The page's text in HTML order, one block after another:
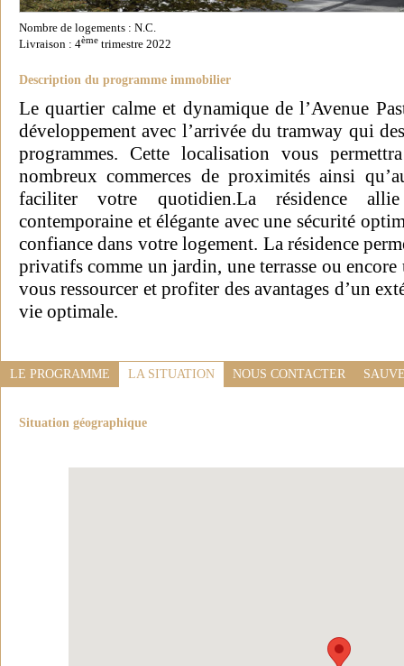
Nombre de logements : N.C.
Livraison : 4ème trimestre 2022
Description du programme immobilier
Le quartier calme et dynamique de l’Avenue
développement avec l’arrivée du tramway qui
programmes. Cette localisation vous
nombreux commerces de proximités ainsi
faciliter votre quotidien.La résidence
contemporaine et élégante avec une sécurité
confiance dans votre logement. La résidence
privatifs comme un jardin, une terrasse ou
vous ressourcer et profiter des avantages d’un
vie optimale.
LE PROGRAMME LA SITUATION NOUS CONTACTER
Situation géographique